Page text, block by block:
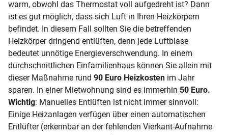
warm, obwohl das Thermostat voll aufgedreht ist? Dann
ist es gut möglich, dass sich Luft in Ihren Heizkörpern
befindet. In diesem Fall sollten Sie die betreffenden
Heizkörper dringend entlüften, denn jede Luftblase
bedeutet unnötige Energieverschwendung. In einem
durchschnittlichen Einfamilienhaus können Sie allein mit
dieser Maßnahme rund 90 Euro Heizkosten im Jahr
sparen. In einer Mietwohnung sind es immerhin 50 Euro.
Wichtig: Manuelles Entlüften ist nicht immer sinnvoll:
Einige Heizanlagen verfügen über einen automatischen
Entlüfter (erkennbar an der fehlenden Vierkant-Aufnahme